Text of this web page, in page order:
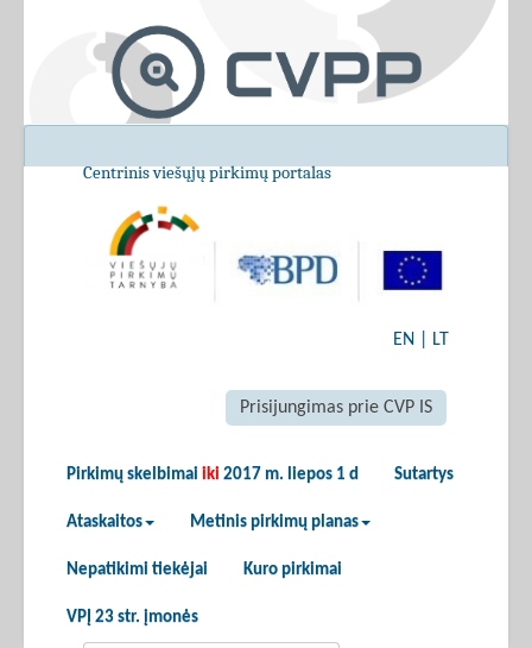
Centrinis viešųjų pirkimų portalas
EN LT
Prisijungimas prie CVP IS
Pirkimų skelbimai iki 2017 m. liepos 1 d Sutartys
Ataskaitos Metinis pirkimų planas
Nepatikimi tiekėjai Kuro pirkimai
VPĮ 23 str. įmonės